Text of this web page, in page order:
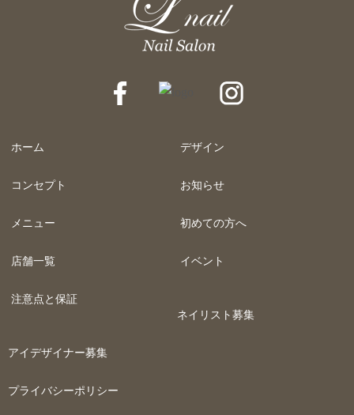
ホーム
コンセプト
メニュー
店舗一覧
注意点と保証
デザイン
お知らせ
初めての方へ
イベント
ネイリスト募集
アイデザイナー募集
プライバシーポリシー